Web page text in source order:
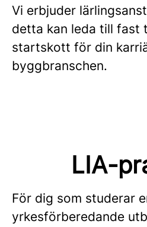
Vi erbjuder
detta kan leda till fast
startskott för din
byggbranschen.
LIA-
För dig som studerar
yrkesförberedande